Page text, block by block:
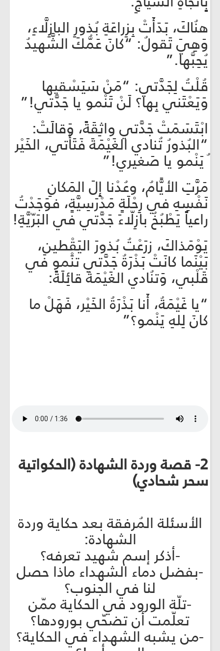
هنُاكَ، بَدَأَتْ بِزِراعَةِ بُذورِ البازِلَّاءِ،
وَهِيَ تَقولُ: “كانَ عَمُّكَ الشَّهيدُ
يُحِبُّها.”
قُلْتُ لِجَدَّتي: “مَنْ سَيَسْقيها
وَيَعْتَني بِها؟ لَنْ تَنْمو يا جَدَّتي!”
ابْتَسَمَتْ جَدَّتي واثِقَةً، وَقالَتْ:
“البُذورُ تُنادي الغَيْمَةَ فَتَأْتي، الخَيْر
ُ يَنْمو يا صَغيري!”
مَرَّتِ الأيََّامُ، وعُدْنا إِلَ المَكانِ
نَفْسِهِ في رِحْلَةٍ مَدْرَسِيَّةٍ، فوَجَدْتُ
راعياً يَطْبُخُ بازِلّاءَ جَدَّتي في البَرّيَّةِ!
يَوْمَذاكَ، زرَعْتُ بُذورَ اليَقْطينِ،
بَيْنَما كانَتْ بَذْرَةُ جَدَّتي تنَْمو في
قَلْبي، وَتنُادي الغَيْمَةَ قائِلَةً:
“يا غَيْمَةُ، أَنا بَذْرَةُ الخَيْر، فَهَلْ ما
كانَ لِلهِ يَنْمو؟”
2- قصة وردة الشهادة (الحكواتية
سحر شحادي)
الأسئلة المُرفقة بعد حكاية وردة
الشهادة:
-أذكر إسم شهيد تعرفه؟
-بفضل دماء الشهداء ماذا حصل
لنا في الجنوب؟
-تلّة الورود في الحكاية ممّن
تعلّمت أن تضحّي بورودها؟
-من يشبه الشهداء في الحكاية؟